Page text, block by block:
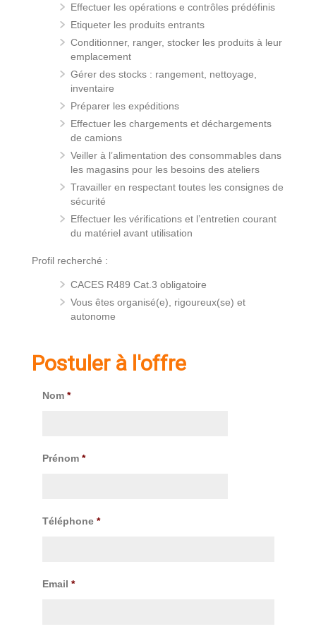
Effectuer les opérations e contrôles prédéfinis
Etiqueter les produits entrants
Conditionner, ranger, stocker les produits à leur
emplacement
Gérer des stocks : rangement, nettoyage,
inventaire
Préparer les expéditions
Effectuer les chargements et déchargements
de camions
Veiller à l’alimentation des consommables dans
les magasins pour les besoins des ateliers
Travailler en respectant toutes les consignes de
sécurité
Effectuer les vérifications et l’entretien courant
du matériel avant utilisation
Profil recherché :
CACES R489 Cat.3 obligatoire
Vous êtes organisé(e), rigoureux(se) et
autonome
Postuler à l'offre
Nom *
Prénom *
Téléphone *
Email *